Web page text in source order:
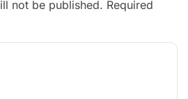
not be published. Required